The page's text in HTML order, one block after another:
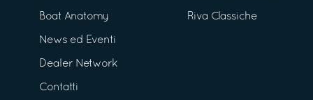
Boat Anatomy
News ed Eventi
Dealer Network
Contatti
Riva Classiche